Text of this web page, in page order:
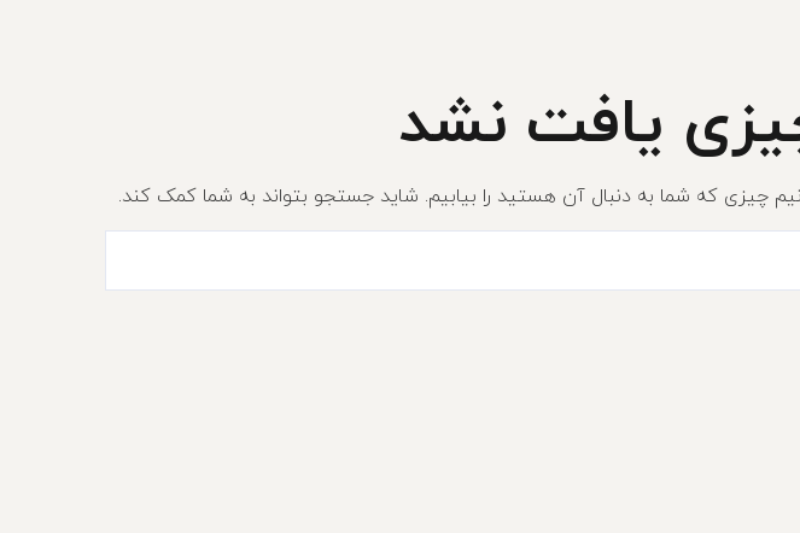
یافت نشد
چیزی که شما به دنبال آن هستید را بیابیم. شاید جستجو بتواند به شما کمک کند.